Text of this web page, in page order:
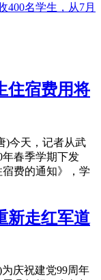
400名学生，从7月
住宿费用将
)今天，记者从武
春季学期下发
宿费的通知》，学
新走红军道
庆祝建党99周年